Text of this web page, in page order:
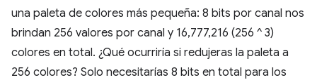
una paleta de colores más pequeña: 8 bits por canal nos
brindan 256 valores por canal y 16,777,216 (256 ^ 3)
colores en total. ¿Qué ocurriría si redujeras la paleta a
256 colores? Solo necesitarías 8 bits en total para los